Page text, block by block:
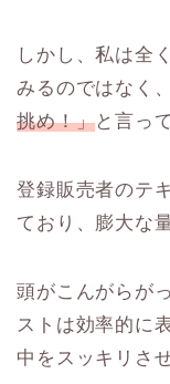
しかし、私は全
みるのではなく、
挑め！」と言っ
登録販売者のテ
ており、膨大な
頭がこんがらが
ストは効率的に
中をスッキリさ